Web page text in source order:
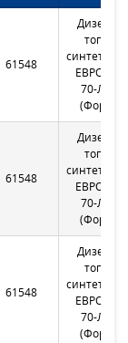
61548
топливо
ЕВРО-
70-Л С
61548
топливо
ЕВРО-
70-Л С
61548
топливо
ЕВРО-
70-Л С